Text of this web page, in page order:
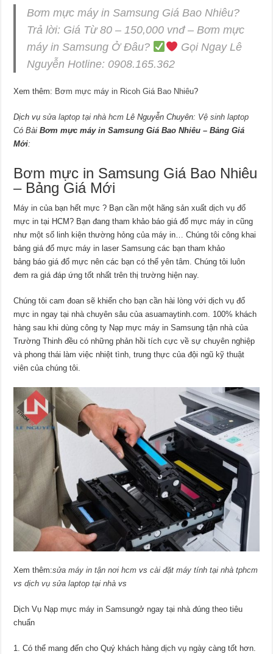
Bơm mực máy in Samsung Giá Bao Nhiêu?
Trả lời: Giá Từ 80 – 150,000 vnđ – Bơm mực
máy in Samsung Ở Đâu?
Gọi Ngay Lê
Nguyễn Hotline: 0908.165.362
Xem thêm: Bơm mực máy in Ricoh Giá Bao Nhiêu?
Dịch vụsửa laptop tại nhà hcm Lê Nguyễn Chuyên: Vệ sinh laptop
Có BàiBơm mực máy in Samsung Giá Bao Nhiêu – Bảng Giá
Mới:
Bơm mực in Samsung Giá Bao Nhiêu
– Bảng Giá Mới
Máy in của bạn hết mực ? Bạn cần một hãng sản xuất dịch vụ đổ
mực in tại HCM? Bạn đang tham khảo báo giá đổ mực máy in cũng
như một số linh kiện thường hỏng của máy in… Chúng tôi công khai
bảng giá đổ mực máy in laser Samsung các bạn tham khảo
bảng báo giá đổ mực nên các bạn có thể yên tâm. Chúng tôi luôn
đem ra giá đáp ứng tốt nhất trên thị trường hiện nay.
Chúng tôi cam đoan sẽ khiến cho bạn cần hài lòng với dịch vụ đổ
mực in ngay tại nhà chuyên sâu của asuamaytinh.com. 100% khách
hàng sau khi dùng công ty Nạp mực máy in Samsung tận nhà của
Trường Thinh đều có những phản hồi tích cực về sự chuyên nghiệp
và phong thái làm việc nhiệt tình, trung thực của đội ngũ kỹ thuật
viên của chúng tôi.
Xem thêm:sửa máy in tận nơi hcm vscài đặt máy tính tại nhà tphcm
vsdịch vụ sửa laptop tại nhà vs
Dịch Vụ Nạp mực máy in Samsungở ngay tại nhà đúng theo tiêu
chuẩn
Có thể mang đến cho Quý khách hàng dịch vụ ngày càng tốt hơn.